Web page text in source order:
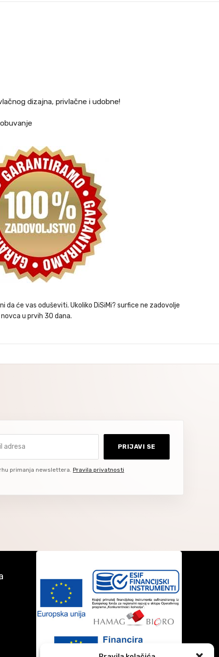
dizajna, privlačne i udobne!
da će vas oduševiti. Ukoliko DiSiMi? surfice ne zadovolje
u prvih 30 dana.
PRIJAVI SE
primanja newslettera. Pravila privatnosti